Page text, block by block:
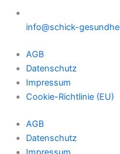
info@schick-
AGB
Datenschutz
Impressum
Cookie-Richtlinie (EU)
AGB
Datenschutz